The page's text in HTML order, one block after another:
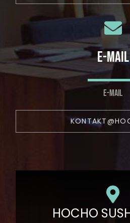
E-MAIL
E-MAIL
HOCHO